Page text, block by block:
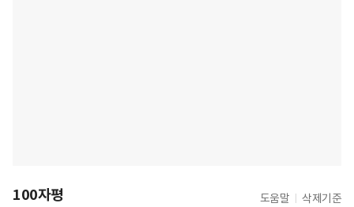
100자평 도움말 삭제기준